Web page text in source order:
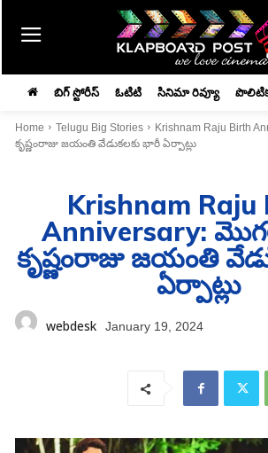
బిగ్ స్టోరీస్ ఓటిటి సినిమా రివ్యూ
Home Telugu Big Stories
Krishnam Raju Birth
కృష్ణంరాజు జయంతి వేడుకలకు భారీ ఏర్పాట్లు
Krishnam Raju
Anniversary:
కృష్ణంరాజు జయంతి
ఏర్పాట్లు
webdesk January 19, 2024